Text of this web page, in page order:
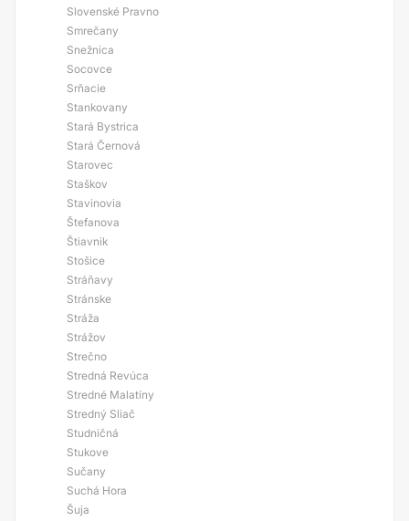
Slovenské Pravno
Smrečany
Snežnica
Socovce
Srňacie
Stankovany
Stará Bystrica
Stará Černová
Starovec
Staškov
Stavinovia
Štefanova
Štiavnik
Stošice
Stráňavy
Stránske
Stráža
Strážov
Strečno
Stredná Revúca
Stredné Malatíny
Stredný Sliač
Studničná
Stukove
Sučany
Suchá Hora
Šuja